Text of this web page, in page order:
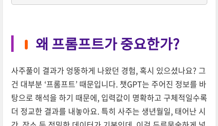
왜 프롬프트가 중요한가?
사주풀이 결과가 엉뚱하게 나왔던 경험, 혹시 있으셨나요? 그
건 대부분 ‘프롬프트’ 때문입니다. 챗GPT는 주어진 정보를 바
탕으로 해석을 하기 때문에, 입력값이 명확하고 구체적일수록
더 정교한 결과를 내놓아요. 특히 사주는 생년월일, 태어난 시